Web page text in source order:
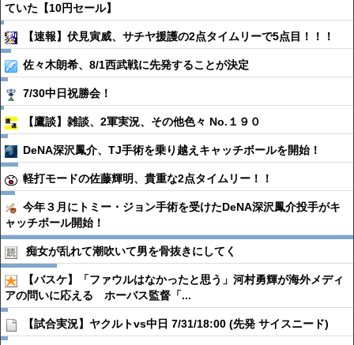
ていた【10円セール】
【速報】伏見寅威、サチヤ援護の2点タイムリーで5点目！！！
佐々木朗希、8/1西武戦に先発することが決定
7/30中日祝勝会！
【鷹談】雑談、2軍実況、その他色々 No.１９０
DeNA深沢鳳介、TJ手術を乗り越えキャッチボールを開始！
軽打モードの佐藤輝明、貴重な2点タイムリー！！
今年３月にトミー・ジョン手術を受けたDeNA深沢鳳介投手がキ
ャッチボール開始！
痴女が乱れて潮吹いて男を骨抜きにしてく
【バスケ】「ファウルはなかったと思う」河村勇輝が海外メディ
アの問いに応える ホーバス監督「...
【試合実況】ヤクルトvs中日 7/31/18:00 (先発 サイスニード)